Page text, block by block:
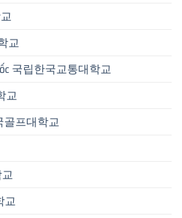
교
국립한국교통대학교
교
골프대학교
교